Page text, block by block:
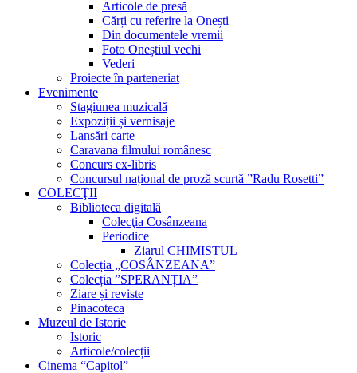
Articole de presă
Cărți cu referire la Onești
Din documentele vremii
Foto Oneștiul vechi
Vederi
Proiecte în parteneriat
Evenimente
Stagiunea muzicală
Expoziții și vernisaje
Lansări carte
Caravana filmului românesc
Concurs ex-libris
Concursul național de proză scurtă ”Radu Rosetti”
COLECŢII
Biblioteca digitală
Colecţia Cosânzeana
Periodice
Ziarul CHIMISTUL
Colecția „COSÂNZEANA”
Colecția ”SPERANȚIA”
Ziare și reviste
Pinacoteca
Muzeul de Istorie
Istoric
Articole/colecții
Cinema “Capitol”